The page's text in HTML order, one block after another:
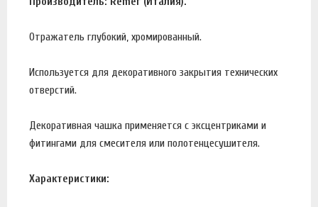
Отражатель глубокий, хромированный.
Используется для декоративного закрытия технических
отверстий.
Декоративная чашка применяется с эксцентриками и
фитингами для смесителя или полотенцесушителя.
Характеристики: